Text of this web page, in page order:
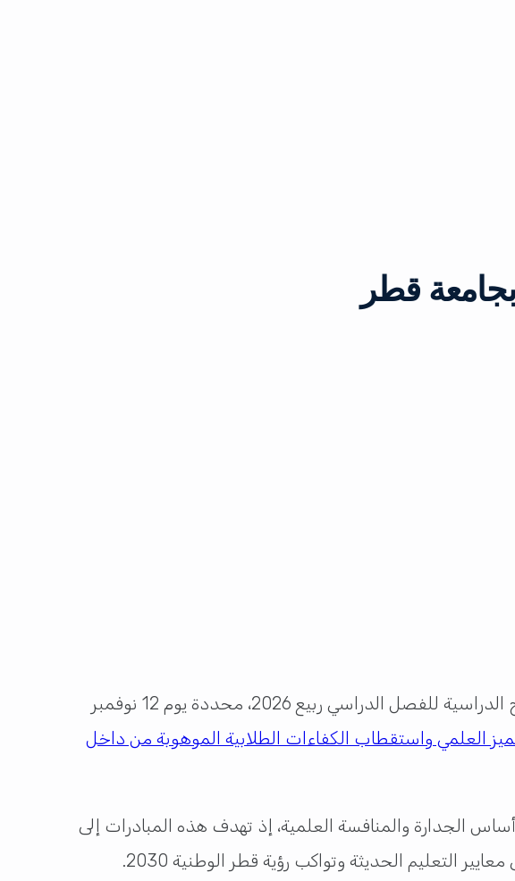
، عن فتح باب التقديم على المنح الدراسية للفصل الدراسي ربيع 2026، محددة يوم 12 نوفمبر
العلمي واستقطاب الكفاءات الطلابية الموهوبة من داخل
الجدارة والمنافسة العلمية، إذ تهدف هذه المبادرات إلى
التعليم الحديثة وتواكب رؤية قطر الوطنية 2030.